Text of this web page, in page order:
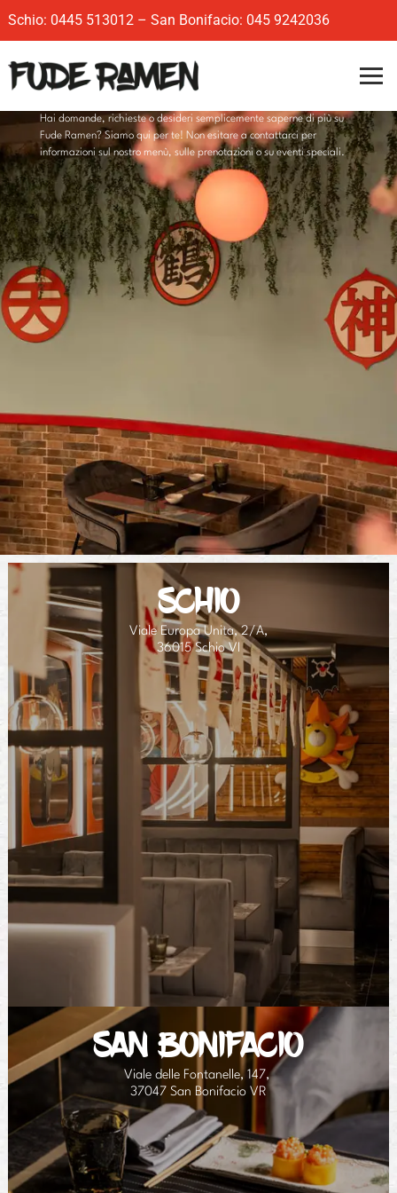
Schio: 0445 513012– San Bonifacio: 045 9242036
Hai domande, richieste o desideri semplicemente saperne di più su
Fude Ramen? Siamo qui per te! Non esitare a contattarci per
informazioni sul nostro menù, sulle prenotazioni o su eventi speciali.
SCHIO
Viale Europa Unita, 2/A,
36015 Schio VI
SAN BONIFACIO
Viale delle Fontanelle, 147,
37047 San Bonifacio VR